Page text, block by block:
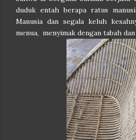
duduk entah berapa ratus
Manusia dan segala keluh
menua, menyimak dengan tabah